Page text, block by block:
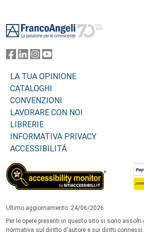
LA TUA OPINIONE
CATALOGHI
CONVENZIONI
LAVORARE CON NOI
LIBRERIE
INFORMATIVA PRIVACY
ACCESSIBILITÁ
Ultimo aggiornamento: 24/06/2026
Per le opere presenti in questo sito si sono
normativa sul diritto d'autore e sui diritti connessi.